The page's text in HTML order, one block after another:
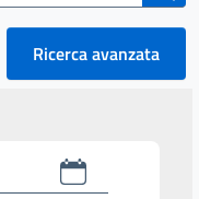
Ricerca avanzata